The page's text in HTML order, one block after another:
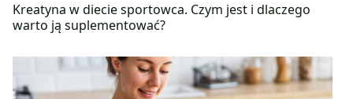
Kreatyna w diecie sportowca. Czym jest i dlaczego
warto ją suplementować?